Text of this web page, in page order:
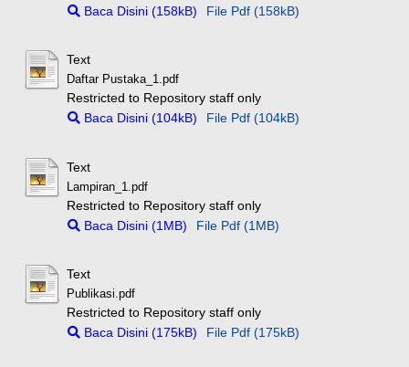
Baca Disini (158kB)
File Pdf (158kB)
Text
Daftar Pustaka_1.pdf
Restricted to Repository staff only
Baca Disini (104kB)
File Pdf (104kB)
Text
Lampiran_1.pdf
Restricted to Repository staff only
Baca Disini (1MB)
File Pdf (1MB)
Text
Publikasi.pdf
Restricted to Repository staff only
Baca Disini (175kB)
File Pdf (175kB)